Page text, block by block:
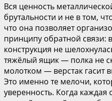
Вся ценность
брутальности и не в том,
что она позволяет
принципу обратной связи:
конструкция не
тяжёлый ящик — полка не
молотком — верстак гасит
Это именно те мелочи,
уверенность. Когда каждая